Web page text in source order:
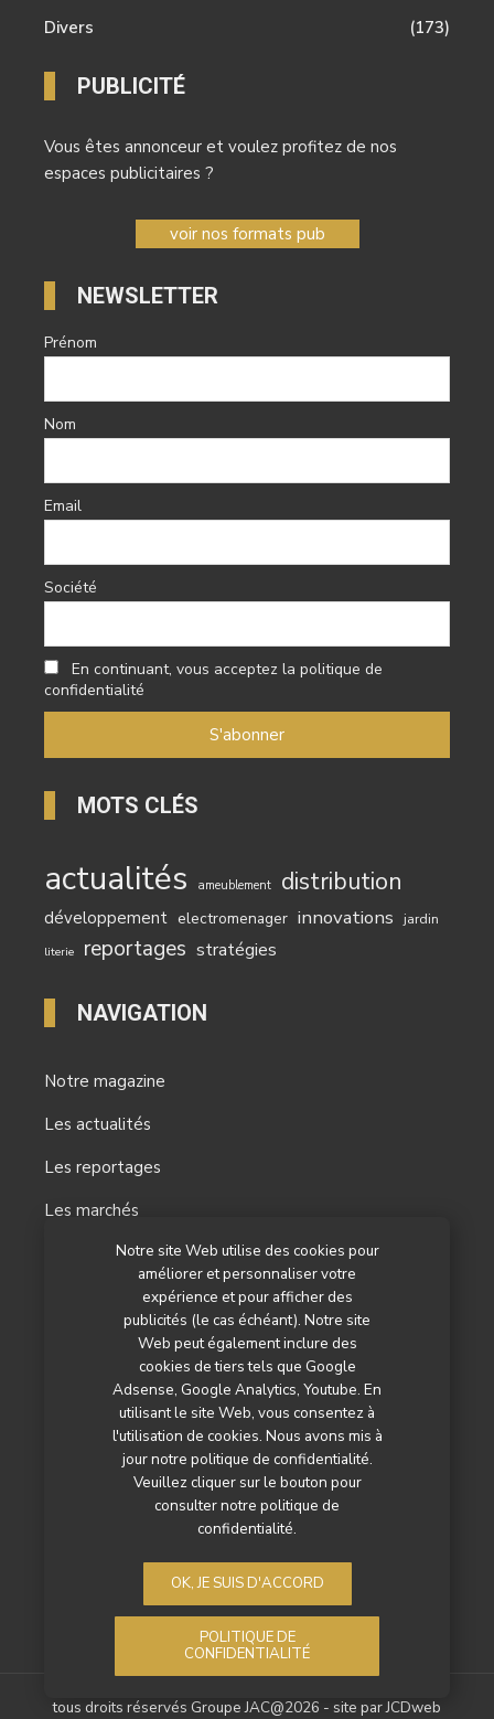
Notre site Web utilise des cookies pour
améliorer et personnaliser votre
expérience et pour afficher des
publicités (le cas échéant). Notre site
Web peut également inclure des
cookies de tiers tels que Google
Adsense, Google Analytics, Youtube. En
utilisant le site Web, vous consentez à
l'utilisation de cookies. Nous avons mis à
jour notre politique de confidentialité.
Veuillez cliquer sur le bouton pour
consulter notre politique de
confidentialité.
OK, JE SUIS D'ACCORD
POLITIQUE DE
CONFIDENTIALITÉ
Divers
(173)
PUBLICITÉ
Vous êtes annonceur et voulez profitez de nos
espaces publicitaires ?
voir nos formats pub
NEWSLETTER
Prénom
Nom
Email
Société
En continuant, vous acceptez la politique de
confidentialité
MOTS CLÉS
actualités ameublement distribution
développement electromenager innovations jardin
literie reportages stratégies
NAVIGATION
Notre magazine
Les actualités
Les reportages
Les marchés
Nos autres titres
Qui sommes-nous ?
Contactez-nous
Mentions légales
Politique de confidentialité
tous droits réservés Groupe JAC@2026 - site parJCDweb